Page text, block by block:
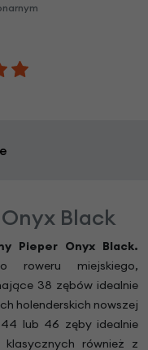
Black
Pieper Onyx Black.
roweru miejskiego,
38 zębów idealnie
holenderskich nowszej
lub 46 zęby idealnie
również z